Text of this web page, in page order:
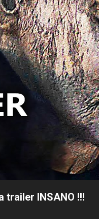
trailer INSANO !!!